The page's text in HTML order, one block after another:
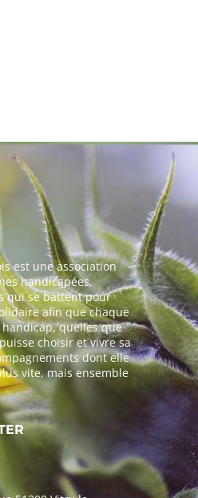
est une association
handicapées,
qui se battent pour
afin que chaque
quelles que
choisir et vivre sa
dont elle
vite, mais ensemble